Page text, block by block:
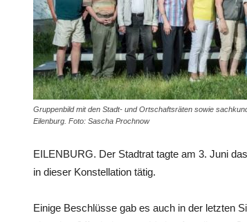
Gruppenbild mit den Stadt- und Ortschaftsräten sowie
Eilenburg. Foto: Sascha Prochnow
EILENBURG. Der Stadtrat tagte am 3. Juni
in dieser Konstellation tätig.
Einige Beschlüsse gab es auch in der letzten